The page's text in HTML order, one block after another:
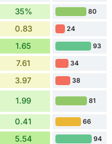
35% 80
0.83 24
1.65 93
7.61 34
3.97 38
1.99 81
0.41 66
5.54 94